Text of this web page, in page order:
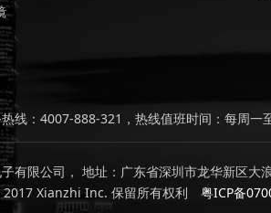
线：4007-888-321，热线值班时间：每周一
有限公司， 地址：广东省深圳市龙华新区大
Xianzhi Inc. 保留所有权利
粤ICP备